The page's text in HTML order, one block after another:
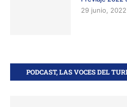
29 junio, 2022
PODCAST, LAS VOCES DEL